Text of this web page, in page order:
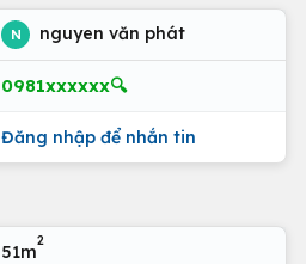
N nguyen văn phát
0981xxxxxx🔍
Đăng nhập để nhắn tin
51m
2